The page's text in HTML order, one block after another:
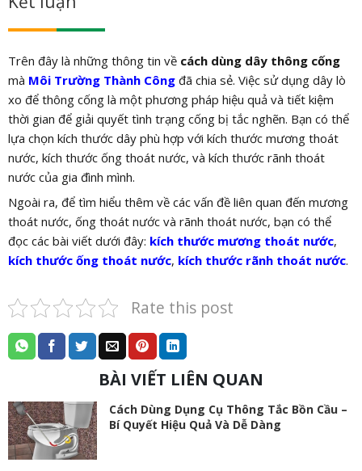
Trên đây là những thông tin về cách dùng dây thông cống
mà Môi Trường Thành Côngđã chia sẻ. Việc sử dụng dây lò
xo để thông cống là một phương pháp hiệu quả và tiết kiệm
thời gian để giải quyết tình trạng cống bị tắc nghẽn. Bạn có thể
lựa chọn kích thước dây phù hợp với kích thước mương thoát
nước, kích thước ống thoát nước, và kích thước rãnh thoát
nước của gia đình mình.
Ngoài ra, để tìm hiểu thêm về các vấn đề liên quan đến mương
thoát nước, ống thoát nước và rãnh thoát nước, bạn có thể
đọc các bài viết dưới đây: kích thước mương thoát nước,
kích thước ống thoát nước, kích thước rãnh thoát nước.
Rate this post
BÀI VIẾT LIÊN QUAN
Cách Dùng Dụng Cụ Thông Tắc Bồn Cầu –
Bí Quyết Hiệu Quả Và Dễ Dàng